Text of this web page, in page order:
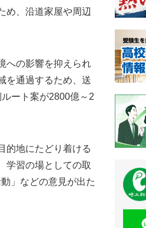
め、沿道家屋や周辺
への影響を抑えられ
を通過するため、送
ート案が2800億～2
的地にたどり着ける
学習の場としての取
」などの意見が出た